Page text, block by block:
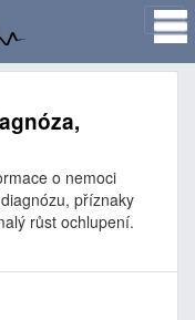
o nemoci
příznaky
růst ochlupení.